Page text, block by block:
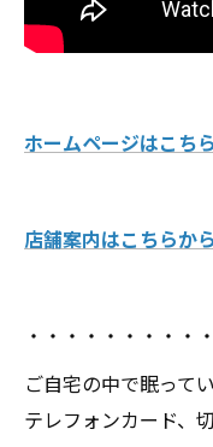
ホームページはこち
店舗案内はこちらから
・・・・・・・・・
ご自宅の中で眠って
テレフォンカード、